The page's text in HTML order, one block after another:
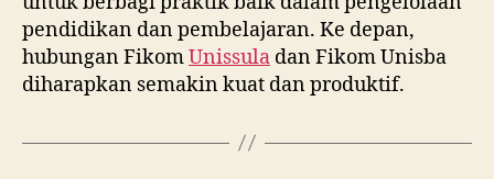
pendidikan dan pembelajaran. Ke depan,
hubungan FikomUnissula dan Fikom Unisba
diharapkan semakin kuat dan produktif.